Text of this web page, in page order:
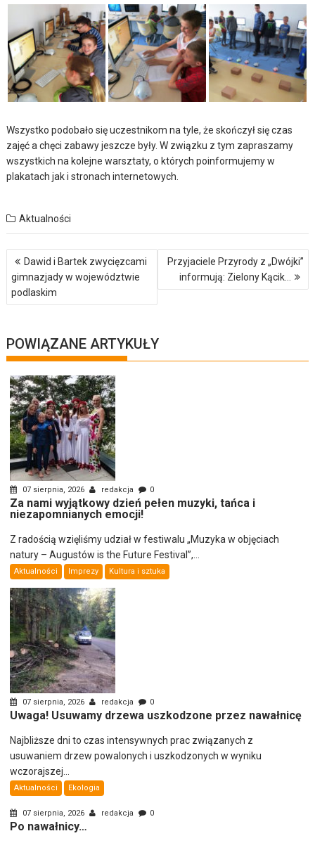
Wszystko podobało się uczestnikom na tyle, że skończył się czas
zajęć a chęci zabawy jeszcze były. W związku z tym zapraszamy
wszystkich na kolejne warsztaty, o których poinformujemy w
plakatach jak i stronach internetowych.
Aktualności
Nawigacja
wpisu
Dawid i Bartek zwycięzcami
gimnazjady w województwie
podlaskim
Przyjaciele Przyrody z „Dwójki”
informują: Zielony Kącik…
POWIĄZANE ARTYKUŁY
07 sierpnia, 2026 redakcja 0
Za nami wyjątkowy dzień pełen muzyki, tańca i
niezapomnianych emocji!
Z radością wzięliśmy udział w festiwalu „Muzyka w objęciach
natury – Augustów is the Future Festival”,...
Aktualności Imprezy Kultura i sztuka
07 sierpnia, 2026 redakcja 0
Uwaga! Usuwamy drzewa uszkodzone przez nawałnicę
Najbliższe dni to czas intensywnych prac związanych z
usuwaniem drzew powalonych i uszkodzonych w wyniku
wczorajszej...
Aktualności Ekologia
07 sierpnia, 2026 redakcja 0
Po nawałnicy…